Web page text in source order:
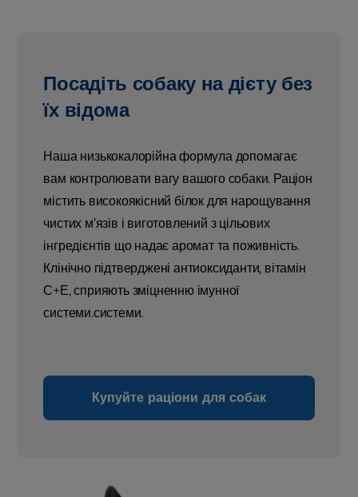
Посадіть собаку на дієту без
їх відома
Наша низькокалорійна формула допомагає
вам контролювати вагу вашого собаки. Раціон
містить високоякісний білок для нарощування
чистих м’язів і виготовлений з цільових
інгредієнтів що надає аромат та поживність.
Клінічно підтверджені антиоксиданти, вітамін
С+Е, сприяють зміцненню імунної
системи.системи.
Купуйте раціони для собак